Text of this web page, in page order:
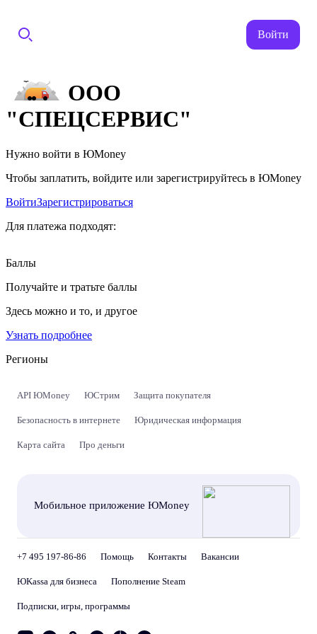
Войти
ООО
"СПЕЦСЕРВИС"
Нужно войти в ЮMoney
Чтобы заплатить, войдите или зарегистрируйтесь в ЮMoney
ВойтиЗарегистрироваться
Для платежа подходят:
Баллы
Получайте и тратьте баллы
Здесь можно и то, и другое
Узнать подробнее
Регионы
API ЮMoney ЮСтрим Защита покупателя
Безопасность в интернете Юридическая информация
Карта сайта Про деньги
Мобильное приложение ЮMoney
+7 495 197-86-86 Помощь Контакты Вакансии
ЮKassa для бизнеса Пополнение Steam
Подписки, игры, программы